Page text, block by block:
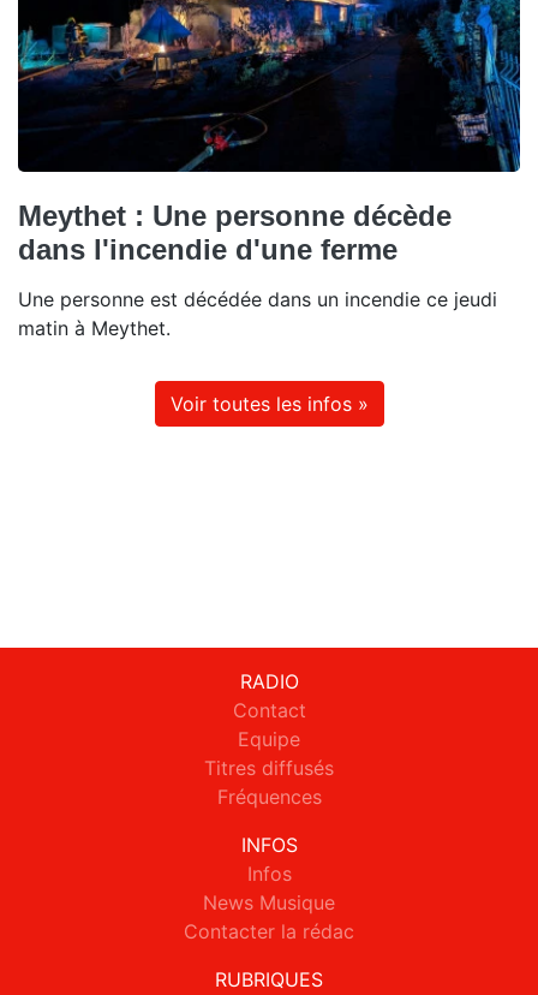
Meythet : Une personne décède
dans l'incendie d'une ferme
Une personne est décédée dans un incendie ce jeudi
matin à Meythet.
Voir toutes les infos »
RADIO
Contact
Equipe
Titres diffusés
Fréquences
INFOS
Infos
News Musique
Contacter la rédac
RUBRIQUES